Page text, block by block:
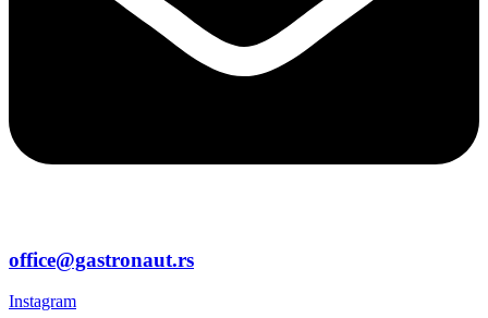
office@gastronaut.rs
Instagram